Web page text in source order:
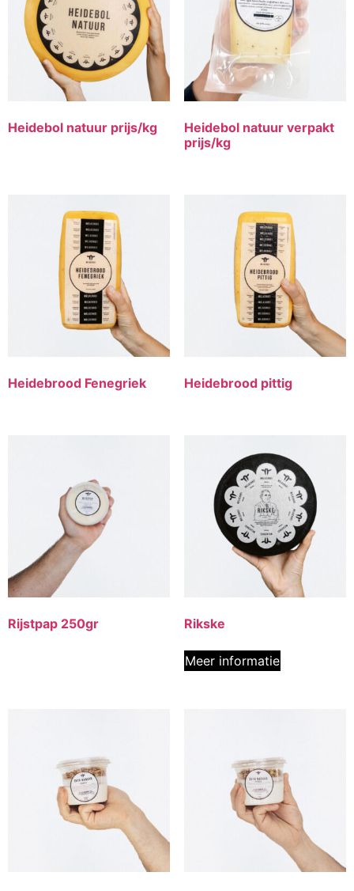
Heidebol natuur prijs/kg
Heidebol natuur verpakt
prijs/kg
Heidebrood Fenegriek Heidebrood pittig
Rijstpap 250gr Rikske
Meer informatie